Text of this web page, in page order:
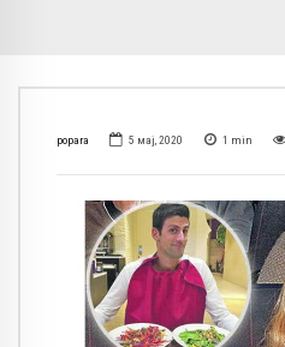
popara 5 мај, 2020 1 min